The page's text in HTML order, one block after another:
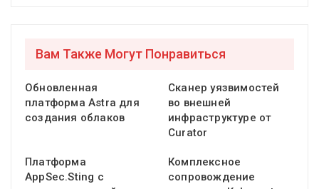
Вам Также Могут Понравиться
Обновленная
платформа Astra для
создания облаков
Сканер уязвимостей
во внешней
инфраструктуре от
Curator
Платформа
AppSec.Sting с
Комплексное
сопровождение